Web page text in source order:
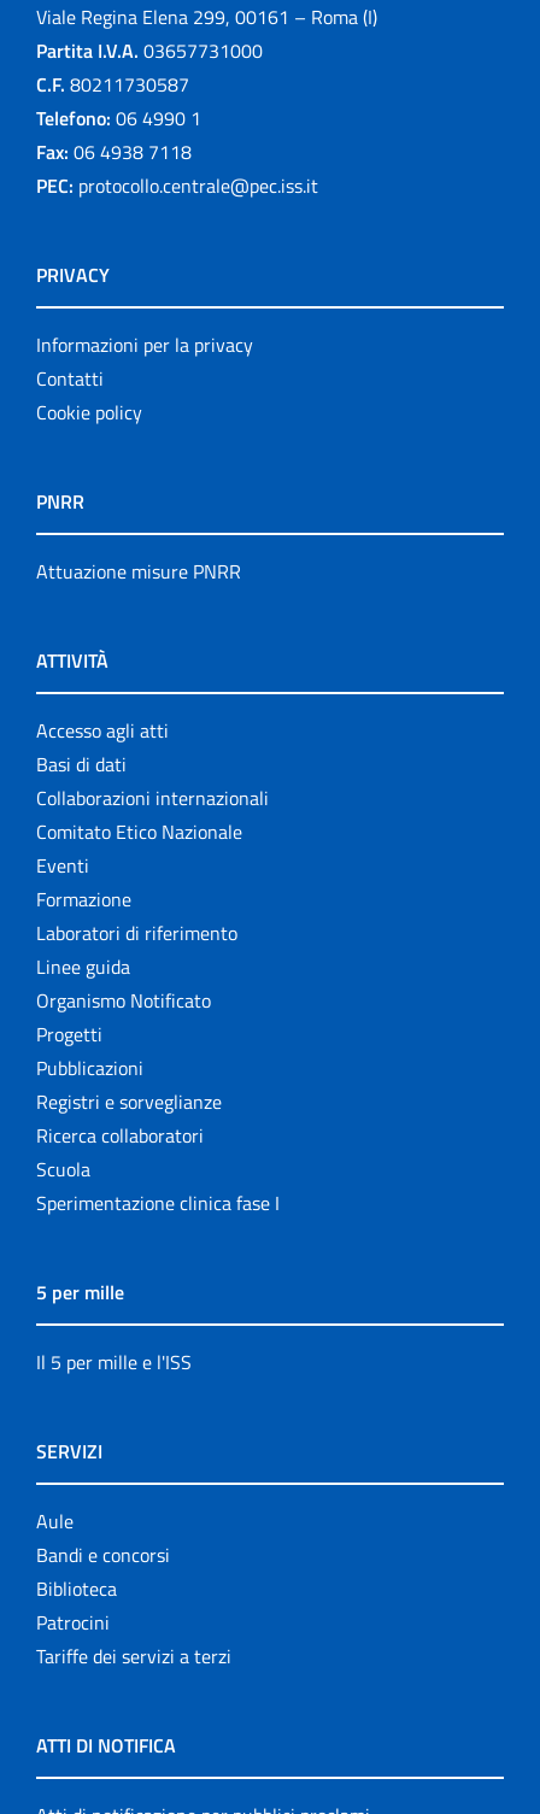
Viale Regina Elena 299, 00161 – Roma (I)
Partita I.V.A. 03657731000
C.F. 80211730587
Telefono: 06 4990 1
Fax: 06 4938 7118
PEC: protocollo.centrale@pec.iss.it
PRIVACY
Informazioni per la privacy
Contatti
Cookie policy
PNRR
Attuazione misure PNRR
ATTIVITÀ
Accesso agli atti
Basi di dati
Collaborazioni internazionali
Comitato Etico Nazionale
Eventi
Formazione
Laboratori di riferimento
Linee guida
Organismo Notificato
Progetti
Pubblicazioni
Registri e sorveglianze
Ricerca collaboratori
Scuola
Sperimentazione clinica fase I
5 per mille
Il 5 per mille e l'ISS
SERVIZI
Aule
Bandi e concorsi
Biblioteca
Patrocini
Tariffe dei servizi a terzi
ATTI DI NOTIFICA